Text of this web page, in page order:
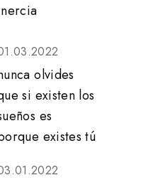
olvides
si existen los
es
existes tú